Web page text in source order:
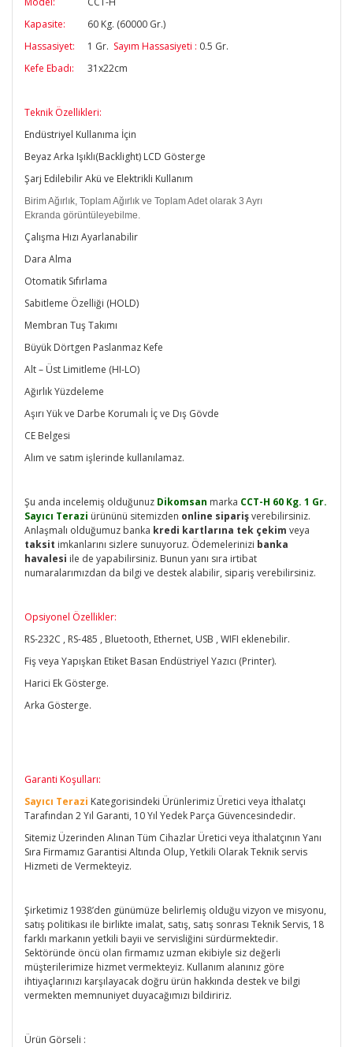
Kapasite:
60 Kg. (60000 Gr.)
Hassasiyet:
1 Gr. Sayım Hassasiyeti : 0.5 Gr.
Kefe Ebadı:
31x22cm
Teknik Özellikleri:
Endüstriyel Kullanıma İçin
Beyaz Arka Işıklı(Backlight) LCD Gösterge
Şarj Edilebilir Akü ve Elektrikli Kullanım
Birim Ağırlık, Toplam Ağırlık ve Toplam Adet olarak 3 Ayrı
Ekranda görüntüleyebilme.
Çalışma Hızı Ayarlanabilir
Dara Alma
Otomatik Sıfırlama
Sabitleme Özelliği (HOLD)
Membran Tuş Takımı
Büyük Dörtgen Paslanmaz Kefe
Alt – Üst Limitleme (HI-LO)
Ağırlık Yüzdeleme
Aşırı Yük ve Darbe Korumalı İç ve Dış Gövde
CE Belgesi
Alım ve satım işlerinde kullanılamaz.
Şu anda incelemiş olduğunuz Dikomsan marka CCT-H 60 Kg. 1 Gr.
Sayıcı Terazi ürününü sitemizden online siparişverebilirsiniz.
Anlaşmalı olduğumuz banka kredi kartlarına tek çekim veya
taksit imkanlarını sizlere sunuyoruz. Ödemelerinizi banka
havalesi ile de yapabilirsiniz. Bunun yanı sıra irtibat
numaralarımızdan da bilgi ve destek alabilir, sipariş verebilirsiniz.
Opsiyonel Özellikler:
RS-232C , RS-485 , Bluetooth, Ethernet, USB , WIFI eklenebilir.
Fiş veya Yapışkan Etiket Basan Endüstriyel Yazıcı (Printer).
Harici Ek Gösterge.
Arka Gösterge.
Garanti Koşulları:
Sayıcı Terazi Kategorisindeki Ürünlerimiz Üretici veya İthalatçı
Tarafından 2 Yıl Garanti, 10 Yıl Yedek Parça Güvencesindedir.
Sitemiz Üzerinden Alınan Tüm Cihazlar Üretici veya İthalatçının Yanı
Sıra Firmamız Garantisi Altında Olup, Yetkili Olarak Teknik servis
Hizmeti de Vermekteyiz.
Şirketimiz 1938’den günümüze belirlemiş olduğu vizyon ve misyonu,
satış politikası ile birlikte imalat, satış, satış sonrası Teknik Servis, 18
farklı markanın yetkili bayii ve servisliğini sürdürmektedir.
Sektöründe öncü olan firmamız uzman ekibiyle siz değerli
müşterilerimize hizmet vermekteyiz. Kullanım alanınız göre
ihtiyaçlarınızı karşılayacak doğru ürün hakkında destek ve bilgi
vermekten memnuniyet duyacağımızı bildiririz.
Ürün Görseli :